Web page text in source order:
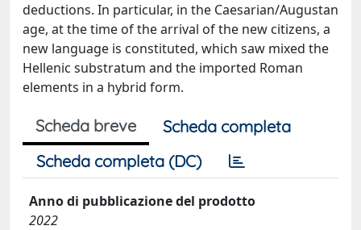
deductions. In particular, in the Caesarian/Augustan
age, at the time of the arrival of the new citizens, a
new language is constituted, which saw mixed the
Hellenic substratum and the imported Roman
elements in a hybrid form.
Scheda breve
Scheda completa
Scheda completa (DC)
Anno di pubblicazione del prodotto
2022